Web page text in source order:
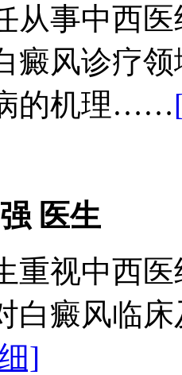
从事中西
癜风诊疗
的机理……
医生
重视中西
白癜风临
]